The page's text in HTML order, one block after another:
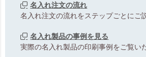
名入れ注文の流れ
名入れ注文の流れをステップごとにご
名入れ製品の事例を見る
実際の名入れ製品の印刷事例をご覧い